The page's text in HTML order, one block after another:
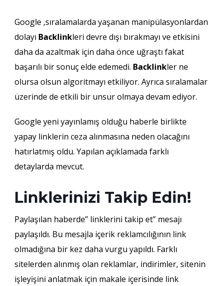
Google ,sıralamalarda yaşanan manipülasyonlardan
dolayı Backlinkleri devre dışı bırakmayı ve etkisini
daha da azaltmak için daha önce uğraştı fakat
başarılı bir sonuç elde edemedi. Backlinkler ne
olursa olsun algoritmayı etkiliyor. Ayrıca sıralamalar
üzerinde de etkili bir unsur olmaya devam ediyor.
Google yeni yayınlamış olduğu haberle birlikte
yapay linklerin ceza alınmasına neden olacağını
hatırlatmış oldu. Yapılan açıklamada farklı
detaylarda mevcut.
Linklerinizi Takip Edin!
Paylaşılan haberde” linklerini takip et” mesajı
paylaşıldı. Bu mesajla içerik reklamcılığının link
olmadığına bir kez daha vurgu yapıldı. Farklı
sitelerden alınmış olan reklamlar, indirimler, sitenin
işleyişini anlatmak için makale içerisinde link